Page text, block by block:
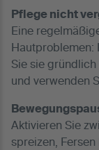
Pflege nicht
Eine
Hautproblemen:
Sie sie gründlich
und verwenden
Aktivieren Sie
spreizen,